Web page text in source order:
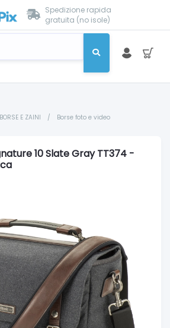
Spedizione rapida
gratuita (no isole)
BORSE E ZAINI / Borse foto e video
10 Slate Gray TT374 -